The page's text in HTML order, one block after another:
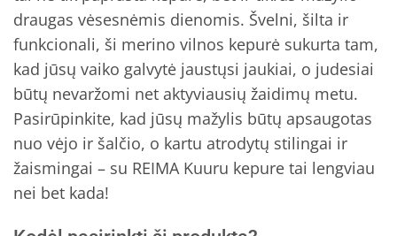
draugas vėsesnėmis dienomis. Švelni, šilta ir
funkcionali, ši merino vilnos kepurė sukurta tam,
kad jūsų vaiko galvytė jaustųsi jaukiai, o judesiai
būtų nevaržomi net aktyviausių žaidimų metu.
Pasirūpinkite, kad jūsų mažylis būtų apsaugotas
nuo vėjo ir šalčio, o kartu atrodytų stilingai ir
žaismingai – su REIMA Kuuru kepure tai lengviau
nei bet kada!